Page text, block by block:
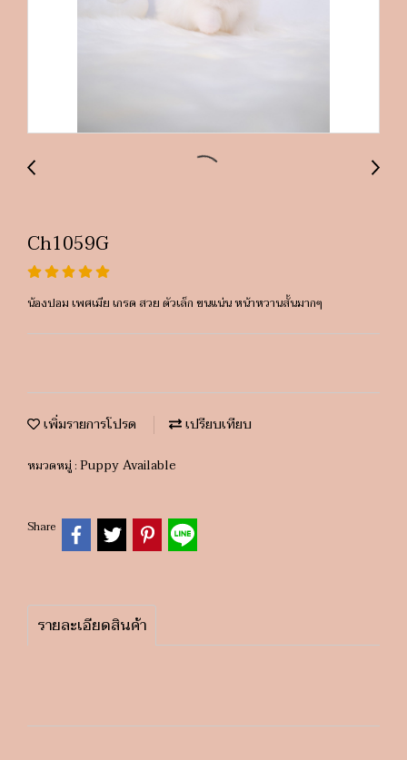
Ch1059G
น้องปอม เพศเมีย เกรด สวย ตัวเล็ก ขนแน่น หน้าหวานสั้นมากๆ
เพิ่มรายการโปรด เปรียบเทียบ
หมวดหมู่ : Puppy Available
Share
รายละเอียดสินค้า